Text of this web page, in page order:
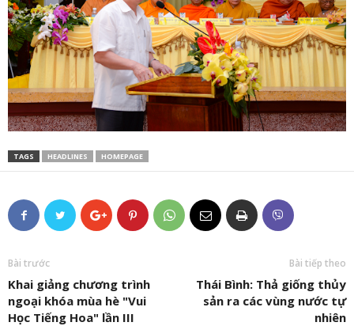
TAGS HEADLINES HOMEPAGE
Bài trước
Khai giảng chương trình
ngoại khóa mùa hè "Vui
Học Tiếng Hoa" lần III
Bài tiếp theo
Thái Bình: Thả giống thủy
sản ra các vùng nước tự
nhiên